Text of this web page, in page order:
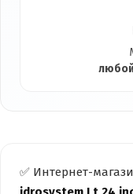
✅ Интернет-